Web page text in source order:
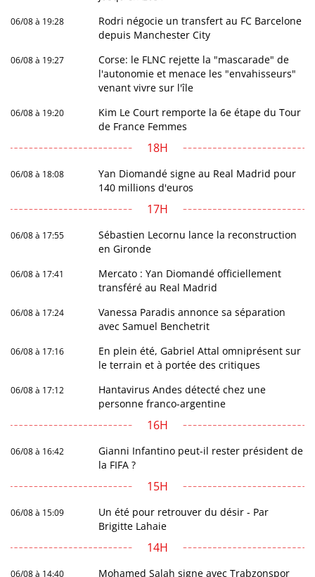
06/08 à 19:28
Rodri négocie un transfert au FC Barcelone
depuis Manchester City
06/08 à 19:27
Corse: le FLNC rejette la "mascarade" de
l'autonomie et menace les "envahisseurs"
venant vivre sur l'île
06/08 à 19:20
Kim Le Court remporte la 6e étape du Tour
de France Femmes
18H
06/08 à 18:08
Yan Diomandé signe au Real Madrid pour
140 millions d'euros
17H
06/08 à 17:55
Sébastien Lecornu lance la reconstruction
en Gironde
06/08 à 17:41
Mercato : Yan Diomandé officiellement
transféré au Real Madrid
06/08 à 17:24
Vanessa Paradis annonce sa séparation
avec Samuel Benchetrit
06/08 à 17:16
En plein été, Gabriel Attal omniprésent sur
le terrain et à portée des critiques
06/08 à 17:12
Hantavirus Andes détecté chez une
personne franco-argentine
16H
06/08 à 16:42
Gianni Infantino peut-il rester président de
la FIFA ?
15H
06/08 à 15:09
Un été pour retrouver du désir - Par
Brigitte Lahaie
14H
06/08 à 14:40
Mohamed Salah signe avec Trabzonspor